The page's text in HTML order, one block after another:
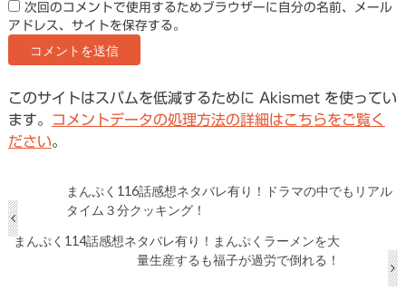
次回のコメントで使用するためブラウザーに自分の名前、メール
アドレス、サイトを保存する。
このサイトはスパムを低減するために Akismet を使ってい
ます。
コメントデータの処理方法の詳細はこちらをご覧く
ださい。
まんぷく116話感想ネタバレ有り！ドラマの中でもリアル
タイム３分クッキング！
まんぷく114話感想ネタバレ有り！まんぷくラーメンを大
量生産するも福子が過労で倒れる！